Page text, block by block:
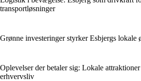
transportløsninger
Grønne investeringer styrker Esbjergs lokale
Oplevelser der betaler sig: Lokale
erhvervsliv